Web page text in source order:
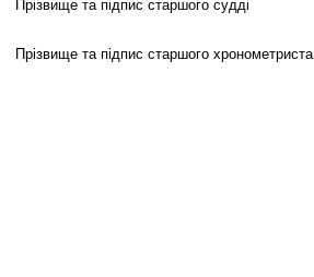
Прізвище та підпис старшого судді
Прізвище та підпис старшого хронометриста